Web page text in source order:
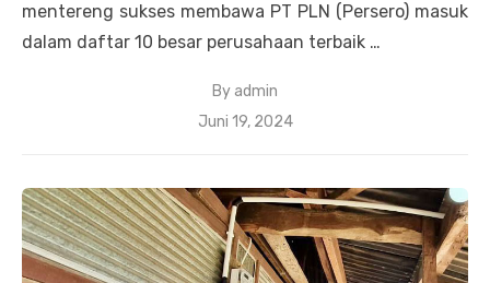
mentereng sukses membawa PT PLN (Persero) masuk
dalam daftar 10 besar perusahaan terbaik …
By admin
Posted
Juni 19, 2024